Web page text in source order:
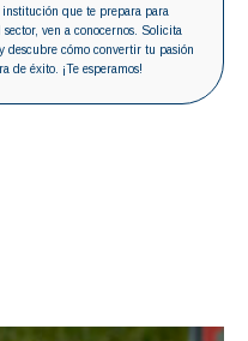
institución que te prepara para
ven a conocernos. Solicita
descubre cómo convertir tu pasión
de éxito. ¡Te esperamos!